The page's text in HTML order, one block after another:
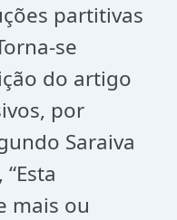
partitivas
se
do artigo
por
Saraiva
mais ou